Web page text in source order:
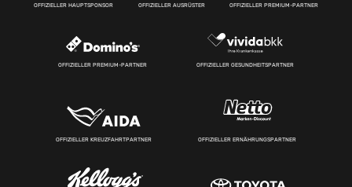
OFFIZIELLER HAUPTSPONSOR OFFIZIELLER AUSRÜSTER OFFIZIELLER PREMIUM-PARTNER
OFFIZIELLER PREMIUM-PARTNER OFFIZIELLER GESUNDHEITSPARTNER
OFFIZIELLER KREUZFAHRTPARTNER OFFIZIELLER ERNÄHRUNGSPARTNER